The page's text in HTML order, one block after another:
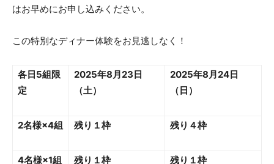
はお早めにお申し込みください。
この特別なディナー体験をお見逃しなく！
各日5組限
定
2025年8月23日
（土）
2025年8月24日
（日）
2名様×4組 残り１枠 残り４枠
4名様×1組 残り１枠 残り１枠